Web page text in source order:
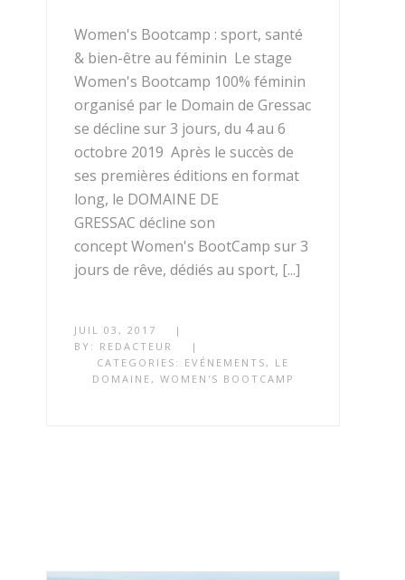
Women's Bootcamp : sport, santé
& bien-être au féminin Le stage
Women's Bootcamp 100% féminin
organisé par le Domain de Gressac
se décline sur 3 jours, du 4 au 6
octobre 2019 Après le succès de
ses premières éditions en format
long, le DOMAINE DE
GRESSAC décline son
concept Women's BootCamp sur 3
jours de rêve, dédiés au sport, [...]
JUIL 03, 2017
|
BY: REDACTEUR
|
CATEGORIES: EVÉNEMENTS , LE
DOMAINE , WOMEN'S BOOTCAMP